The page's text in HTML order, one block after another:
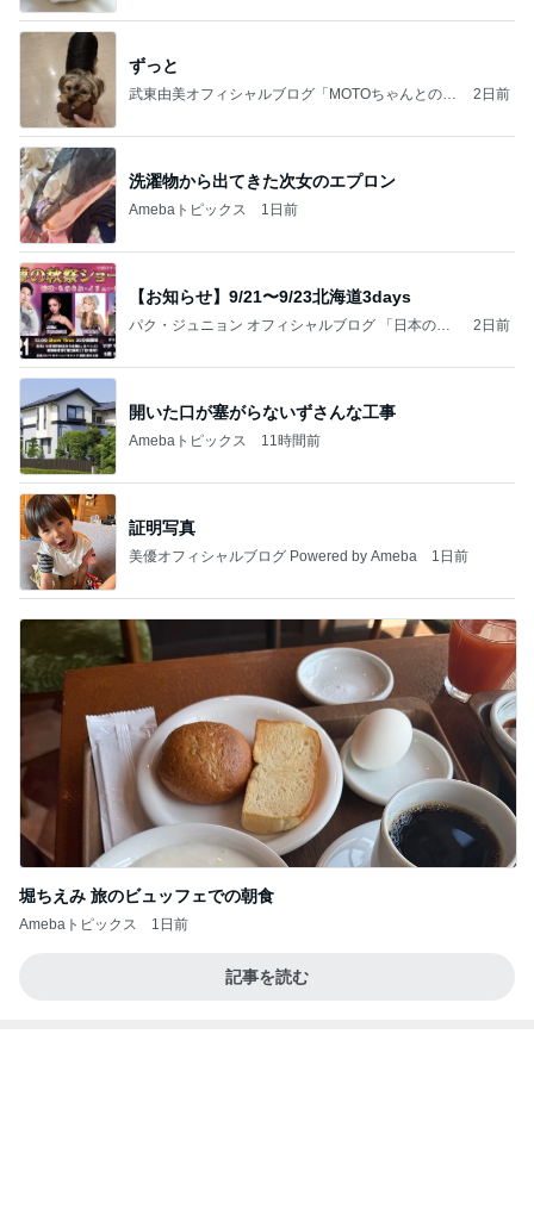
ずっと
武東由美オフィシャルブログ「MOTOちゃんとのは
2日前
洗濯物から出てきた次女のエプロン
Amebaトピックス 1日前
【お知らせ】9/21〜9/23北海道3days
パク・ジュニョン オフィシャルブログ 「日本の
2日前
開いた口が塞がらないずさんな工事
Amebaトピックス 11時間前
証明写真
美優オフィシャルブログ Powered by Ameba 1日前
堀ちえみ 旅のビュッフェでの朝食
Amebaトピックス 1日前
記事を読む